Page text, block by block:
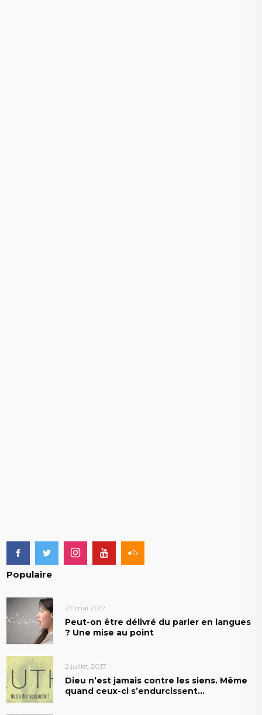
Populaire
27 mai 2017
Peut-on être délivré du parler en langues
? Une mise au point
2 juillet 2017
Dieu n’est jamais contre les siens. Même
quand ceux-ci s’endurcissent…